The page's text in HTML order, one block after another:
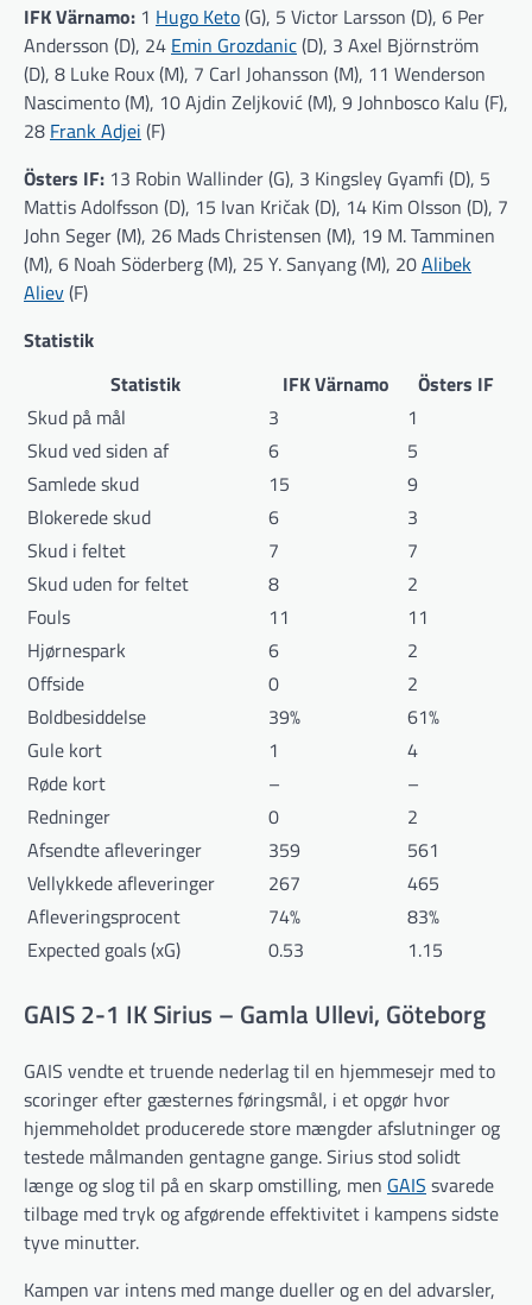
IFK Värnamo: 1 Hugo Keto(G), 5 Victor Larsson (D), 6 Per
Andersson (D), 24 Emin Grozdanic(D), 3 Axel Björnström
(D), 8 Luke Roux (M), 7 Carl Johansson (M), 11 Wenderson
Nascimento (M), 10 Ajdin Zeljković (M), 9 Johnbosco Kalu (F),
28 Frank Adjei (F)
Östers IF: 13 Robin Wallinder (G), 3 Kingsley Gyamfi (D), 5
Mattis Adolfsson (D), 15 Ivan Kričak (D), 14 Kim Olsson (D), 7
John Seger (M), 26 Mads Christensen (M), 19 M. Tamminen
(M), 6 Noah Söderberg (M), 25 Y. Sanyang (M), 20Alibek
Aliev(F)
Statistik
Statistik
IFK Värnamo
Östers IF
Skud på mål
3
1
Skud ved siden af
6
5
Samlede skud
15
9
Blokerede skud
6
3
Skud i feltet
7
7
Skud uden for feltet
8
2
Fouls
11
11
Hjørnespark
6
2
Offside
0
2
Boldbesiddelse
39%
61%
Gule kort
1
4
Røde kort
–
–
Redninger
0
2
Afsendte afleveringer
359
561
Vellykkede afleveringer
267
465
Afleveringsprocent
74%
83%
Expected goals (xG)
0.53 1.15
GAIS 2-1 IK Sirius – Gamla Ullevi, Göteborg
GAIS vendte et truende nederlag til en hjemmesejr med to
scoringer efter gæsternes føringsmål, i et opgør hvor
hjemmeholdet producerede store mængder afslutninger og
testede målmanden gentagne gange. Sirius stod solidt
længe og slog til på en skarp omstilling, men GAIS svarede
tilbage med tryk og afgørende effektivitet i kampens sidste
tyve minutter.
Kampen var intens med mange dueller og en del advarsler,